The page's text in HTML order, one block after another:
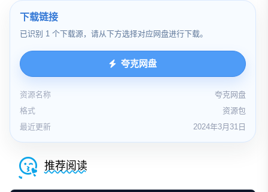
下载链接
已识别 1 个下载源，请从下方选择对应网盘进行下载。
夸克网盘
资源名称
夸克网盘
格式
资源包
最近更新
2024年3月31日
推荐阅读